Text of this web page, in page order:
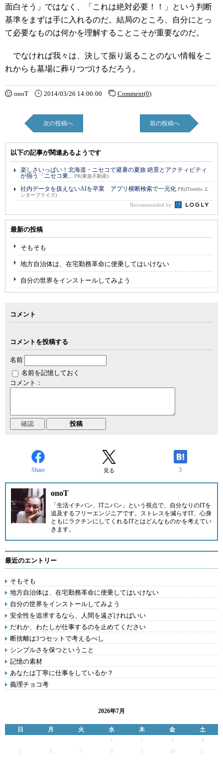
面白そう」ではなく、「これは絶対必要！！」という判断
基準をまずは手に入れるのだ。結局のところ、自分にとっ
て必要なものは何かを理解することこそが重要なのだ。
でなければ我々は、決して振り返ることのない情報をこ
れからも墓場に葬りつづけるだろう。
onoT 2014/03/26 14:00:00 Comment(0)
次の投稿へ 前の投稿へ
以下の記事が関連あるようです
楽しさいっぱい！北海道・ニセコで避暑の夏旅 絶景とアクティビティ
が揃う「ニセコ東... PR(東急不動産)
社内データを扱えないAIを卒業 アプリ横断検索で一元化 PR(ITmedia エ
ンタープライズ)
Recommended by
最新の投稿
そもそも
地方自治体は、在宅勤務革命に便乗してはいけない
自分の世界をインストールしてみよう
コメント
コメントを投稿する
名前
名前を記憶しておく
コメント：
Share 見る 3
onoT
「生活イチバン、ITニバン」という視点で、自分なりのITを
追及するフリーエンジニアです。ストレスを減らすIT、心身
ともにラクチンにしてくれるITとはどんなものかを考えてい
きます。
最近のエントリー
そもそも
地方自治体は、在宅勤務革命に便乗してはいけない
自分の世界をインストールしてみよう
安全性を追求するなら、人間を遠ざければいい
だれか、わたしが仕事するのを止めてください
断捨離は3つセットで考えるべし
シンプルさを保つということ
記憶の素材
あなたは丁寧に仕事をしているか？
義理チョコ考
2026年7月
日 月 火 水 木 金
土
2 3
4
5
6 7 9